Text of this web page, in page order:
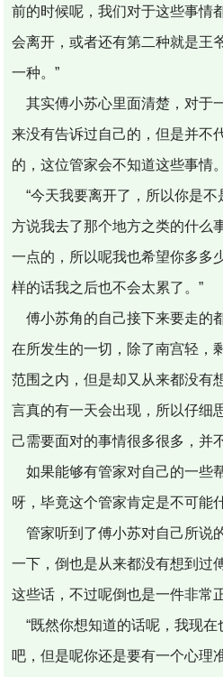
前的时候呢，我们对于这些事情
会离开，或者还有第二种就是王
一种。”
其实傅小苏心里面清楚，对于
来没有告诉过自己的，但是并不
的，这位管家会不知道这些事情。
“今天我要离开了，所以你是不
方说我去了那个地方之类的什么
一点的，所以呢我也希望你多多
样的话我之后也不会太累了。”
傅小苏角的自己接下来要走的
在所发生的一切，除了南宫轻，
范围之内，但是却又从来都没有
言真的有一天会出现，所以仔细
己需要面对的事情很多很多，并
如果能够有管家对自己的一些
呀，毕竟这个管家肯定是不可能
管家听到了傅小苏对自己所说
一下，倒也是从来都没有想到过
这些话，不过呢倒也是一件非常
“既然你想知道的话呢，我现在
吧，但是呢你还是要有一个心理